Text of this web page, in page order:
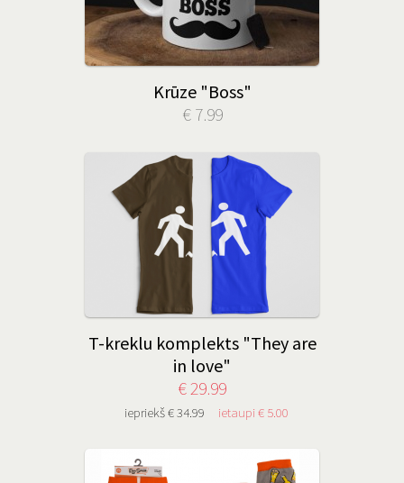
Krūze "Boss"
€ 7.99
T-kreklu komplekts "They are
in love"
€ 29.99
iepriekš € 34.99 ietaupi € 5.00